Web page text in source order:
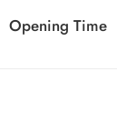
Opening Time